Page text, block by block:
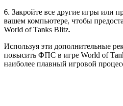
6. Закройте все другие игры или
вашем компьютере, чтобы
World of Tanks Blitz.
Используя эти дополнительные
повысить ФПС в игре World of
наиболее плавный игровой